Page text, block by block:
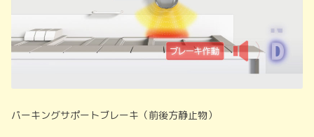
パーキングサポートブレーキ（前後方静止物）